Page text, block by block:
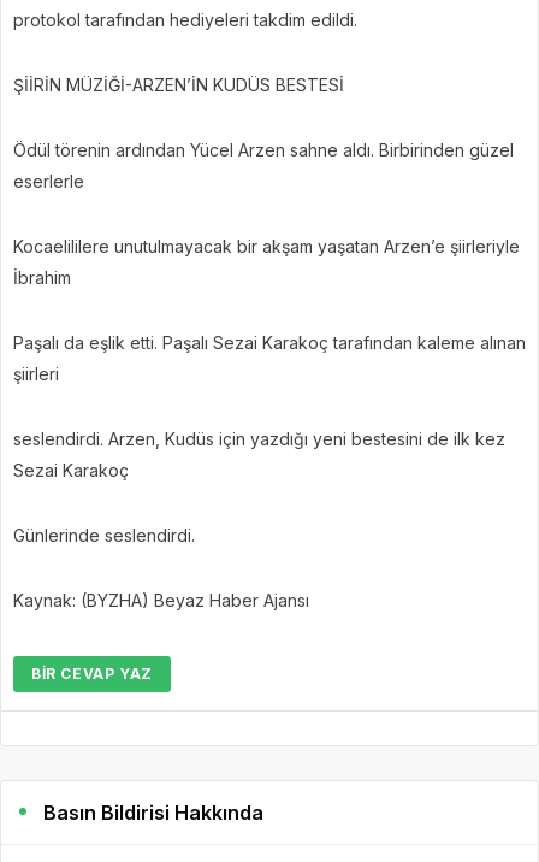
protokol tarafından hediyeleri takdim edildi.
ŞİİRİN MÜZİĞİ-ARZEN’İN KUDÜS BESTESİ
Ödül törenin ardından Yücel Arzen sahne aldı. Birbirinden güzel
eserlerle
Kocaelililere unutulmayacak bir akşam yaşatan Arzen’e şiirleriyle
İbrahim
Paşalı da eşlik etti. Paşalı Sezai Karakoç tarafından kaleme alınan
şiirleri
seslendirdi. Arzen, Kudüs için yazdığı yeni bestesini de ilk kez
Sezai Karakoç
Günlerinde seslendirdi.
Kaynak: (BYZHA) Beyaz Haber Ajansı
BIR CEVAP YAZ
Basın Bildirisi Hakkında